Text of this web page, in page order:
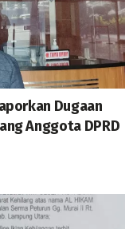
Dugaan
Anggota DPRD